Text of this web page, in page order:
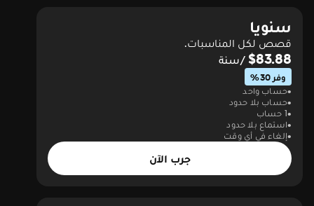
سنويا
قصص لكل المناسبات.
$83.88 /سنة
وفر 30%
حساب واحد
حساب بلا حدود
1 حساب
استماع بلا حدود
إلغاء في أي وقت
جرب الآن